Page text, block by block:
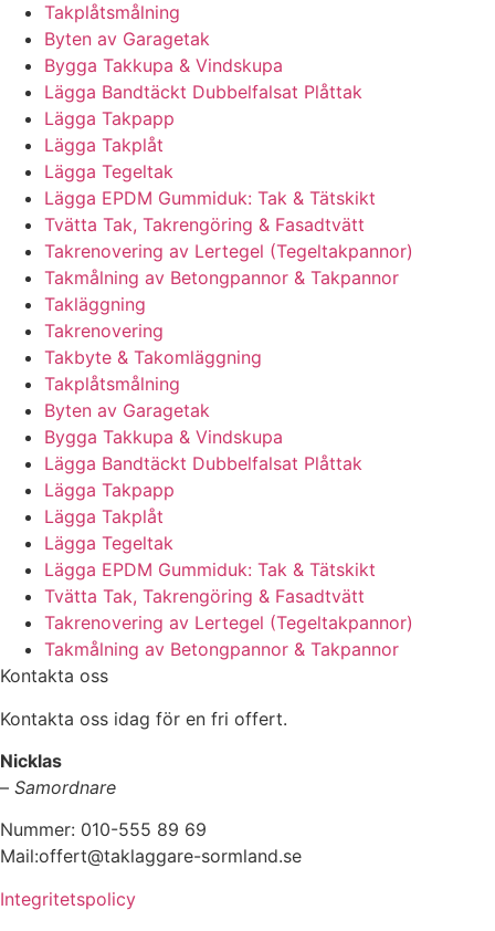
Takplåtsmålning
Byten av Garagetak
Bygga Takkupa & Vindskupa
Lägga Bandtäckt Dubbelfalsat Plåttak
Lägga Takpapp
Lägga Takplåt
Lägga Tegeltak
Lägga EPDM Gummiduk: Tak & Tätskikt
Tvätta Tak, Takrengöring & Fasadtvätt
Takrenovering av Lertegel (Tegeltakpannor)
Takmålning av Betongpannor & Takpannor
Takläggning
Takrenovering
Takbyte & Takomläggning
Takplåtsmålning
Byten av Garagetak
Bygga Takkupa & Vindskupa
Lägga Bandtäckt Dubbelfalsat Plåttak
Lägga Takpapp
Lägga Takplåt
Lägga Tegeltak
Lägga EPDM Gummiduk: Tak & Tätskikt
Tvätta Tak, Takrengöring & Fasadtvätt
Takrenovering av Lertegel (Tegeltakpannor)
Takmålning av Betongpannor & Takpannor
Kontakta oss
Kontakta oss idag för en fri offert.
Nicklas
– Samordnare
Nummer: 010-555 89 69
Mail:offert@taklaggare-sormland.se
Integritetspolicy